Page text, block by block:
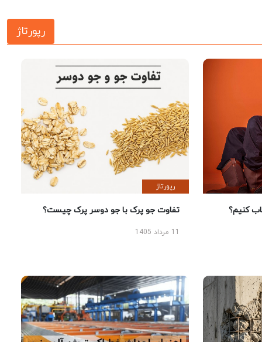
رپورتاژ
کنیم؟
رپورتاژ
تفاوت جو پرک با جو دوسر پرک چیست؟